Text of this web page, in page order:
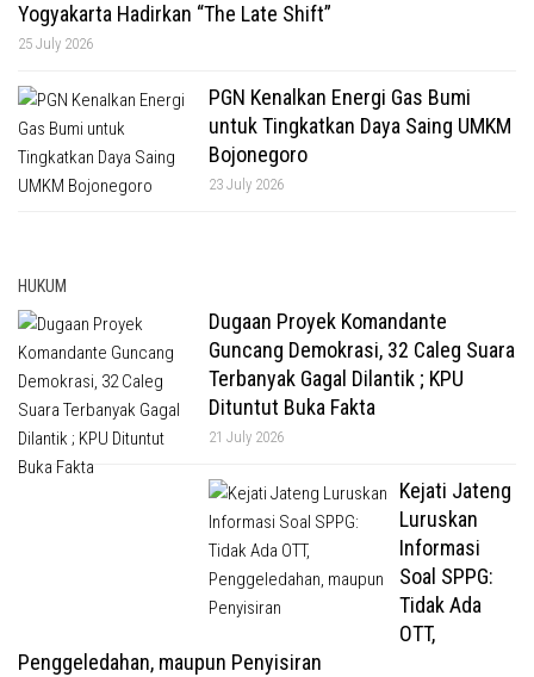
Yogyakarta Hadirkan “The Late Shift”
25 July 2026
PGN Kenalkan Energi Gas Bumi
untuk Tingkatkan Daya Saing UMKM
Bojonegoro
23 July 2026
HUKUM
Dugaan Proyek Komandante
Guncang Demokrasi, 32 Caleg Suara
Terbanyak Gagal Dilantik ; KPU
Dituntut Buka Fakta
21 July 2026
Kejati Jateng
Luruskan
Informasi
Soal SPPG:
Tidak Ada
OTT,
Penggeledahan, maupun Penyisiran